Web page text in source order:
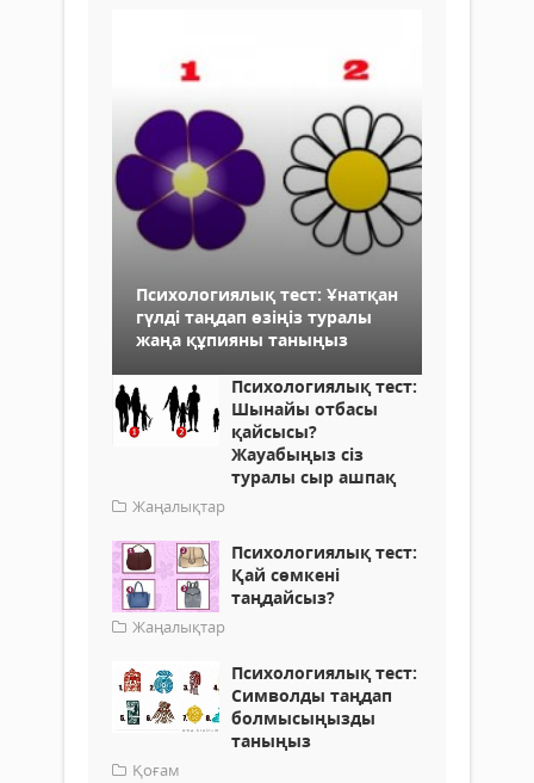
Психологиялық тест: Ұнатқан
гүлді таңдап өзіңіз туралы
жаңа құпияны таныңыз
Психологиялық тест:
Шынайы отбасы
қайсысы?
Жауабыңыз сіз
туралы сыр ашпақ
Жаңалықтар
​Психологиялық тест:
Қай сөмкені
таңдайсыз?
Жаңалықтар
Психологиялық тест:
Символды таңдап
болмысыңызды
таныңыз
Қоғам